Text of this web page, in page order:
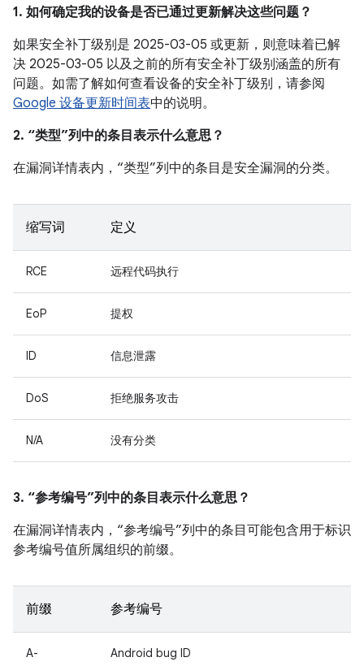
1. 如何确定我的设备是否已通过更新解决这些问题？
如果安全补丁级别是 2025-03-05 或更新，则意味着已解
决 2025-03-05 以及之前的所有安全补丁级别涵盖的所有
问题。如需了解如何查看设备的安全补丁级别，请参阅
Google 设备更新时间表中的说明。
2. “类型”列中的条目表示什么意思？
在漏洞详情表内，“类型”列中的条目是安全漏洞的分类。
缩写词 定义
RCE 远程代码执行
EoP 提权
ID 信息泄露
DoS 拒绝服务攻击
N/A 没有分类
3. “参考编号”列中的条目表示什么意思？
在漏洞详情表内，“参考编号”列中的条目可能包含用于标识
参考编号值所属组织的前缀。
前缀 参考编号
A- Android bug ID